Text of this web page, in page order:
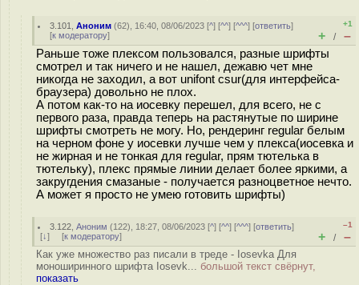
3.101 ,Аноним (62), 16:40, 08/06/2023 [^] [^^] [^^^] [ответить]
[к модератору]
+1
+ / –
Раньше тоже плексом пользовался, разные шрифты
смотрел и так ничего и не нашел, дежавю чет мне
никогда не заходил, а вот unifont csur(для интерфейса-
браузера) довольно не плох.
А потом как-то на иосевку перешел, для всего, не с
первого раза, правда теперь на растянутые по ширине
шрифты смотреть не могу. Но, рендеринг regular белым
на черном фоне у иосевки лучше чем у плекса(иосевка и
не жирная и не тонкая для regular, прям тютелька в
тютельку), плекс прямые линии делает более яркими, а
закругдения смазаные - получается разноцветное нечто.
А может я просто не умею готовить шрифты)
3.122 ,Аноним (122), 18:27, 08/06/2023 [^] [^^] [^^^] [ответить]
[↓] [к модератору]
–1
+ / –
Как уже множество раз писали в треде - Iosevka Для
моноширинного шрифта Iosevk... большой текст свёрнут,
показать